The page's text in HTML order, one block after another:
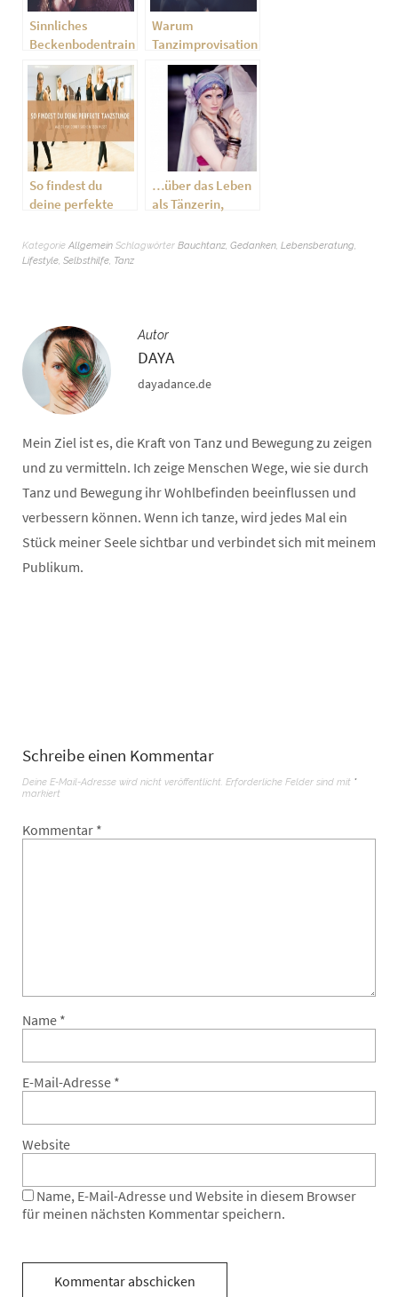
Sinnliches
Beckenbodentraining
– so atmet dein
Becken auf
Warum
Tanzimprovisation
das beste Mittel
gegen Stress ist
und eine Anleitung
für deine (erste)
Tanzimprovisation
(30 min.)
So findest du
deine perfekte
…über das Leben
als Tänzerin,
und Depressionen
Kategorie Allgemein Schlagwörter Bauchtanz, Gedanken, Lebensberatung,
Lifestyle, Selbsthilfe, Tanz
Autor
DAYA
dayadance.de
Mein Ziel ist es, die Kraft von Tanz und Bewegung zu zeigen
und zu vermitteln. Ich zeige Menschen Wege, wie sie durch
Tanz und Bewegung ihr Wohlbefinden beeinflussen und
verbessern können. Wenn ich tanze, wird jedes Mal ein
Stück meiner Seele sichtbar und verbindet sich mit meinem
Publikum.
Schreibe einen Kommentar
Deine E-Mail-Adresse wird nicht veröffentlicht. Erforderliche Felder sind mit *
markiert
Kommentar *
Name *
E-Mail-Adresse *
Website
Name, E-Mail-Adresse und Website in diesem Browser
für meinen nächsten Kommentar speichern.